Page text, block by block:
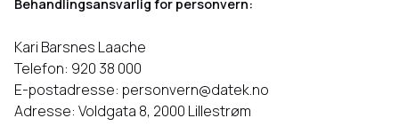
Behandlingsansvarlig for personvern:
Kari Barsnes Laache
Telefon: 920 38 000
E-postadresse: personvern@datek.no
Adresse: Voldgata 8, 2000 Lillestrøm